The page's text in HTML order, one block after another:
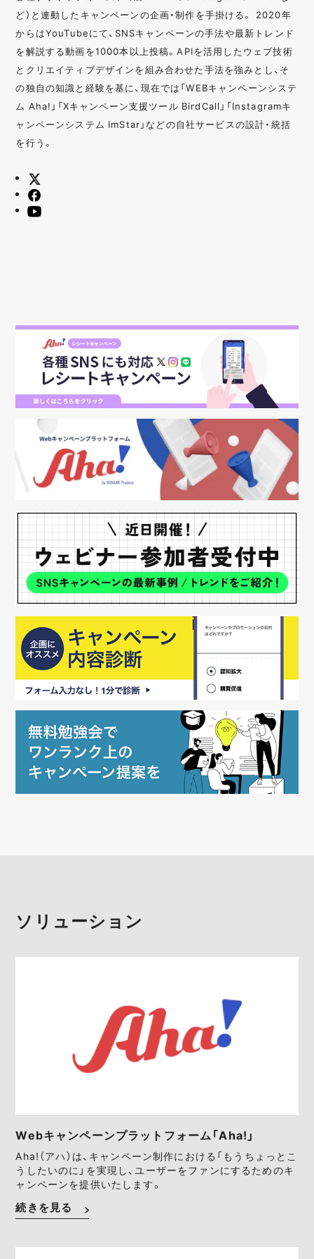
ど）と連動したキャンペーンの企画・制作を手掛ける。 2020年
からはYouTubeにて、SNSキャンペーンの手法や最新トレンド
を解説する動画を1000本以上投稿。APIを活用したウェブ技術
とクリエイティブデザインを組み合わせた手法を強みとし、そ
の独自の知識と経験を基に、現在では「WEBキャンペーンシステ
ム Aha!」「Xキャンペーン支援ツール BirdCall」「Instagramキ
ャンペーンシステム ImStar」などの自社サービスの設計・統括
を行う。
ソリューション
Webキャンペーンプラットフォーム「Aha!」
Aha!（アハ）は、キャンペーン制作における「もうちょっとこ
うしたいのに」を実現し、ユーザーをファンにするためのキ
ャンペーンを提供いたします。
続きを見る